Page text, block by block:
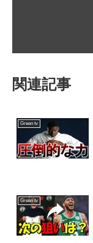
関連記事
Green tv
Green tv